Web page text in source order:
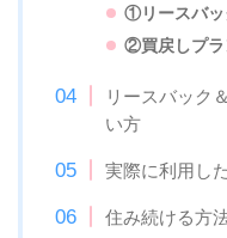
①リースバッ
②買戻しプラ
リースバック
い方
実際に利用し
住み続ける方